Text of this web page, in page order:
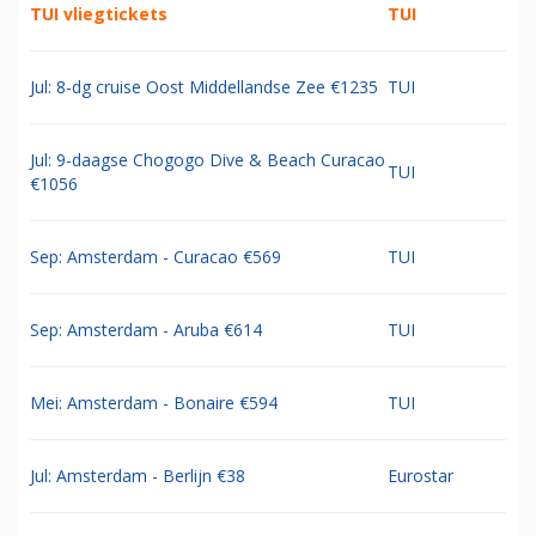
TUI vliegtickets TUI
Jul: 8-dg cruise Oost Middellandse Zee €1235 TUI
Jul: 9-daagse Chogogo Dive & Beach Curacao
€1056
TUI
Sep: Amsterdam - Curacao €569 TUI
Sep: Amsterdam - Aruba €614 TUI
Mei: Amsterdam - Bonaire €594 TUI
Jul: Amsterdam - Berlijn €38 Eurostar